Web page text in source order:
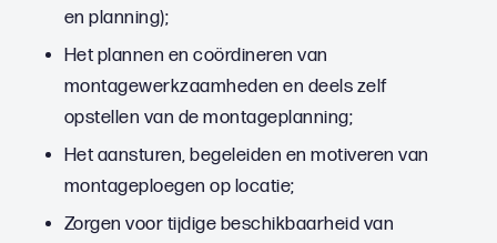
en planning);
Het plannen en coördineren van
montagewerkzaamheden en deels zelf
opstellen van de montageplanning;
Het aansturen, begeleiden en motiveren van
montageploegen op locatie;
Zorgen voor tijdige beschikbaarheid van